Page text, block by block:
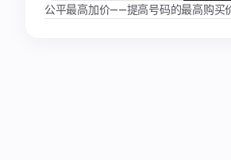
公平最高加价——提高号码的最高购买